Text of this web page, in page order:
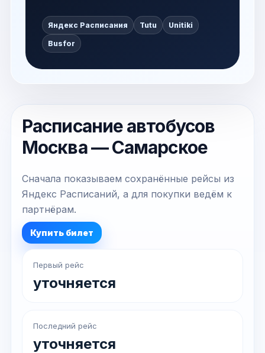
Яндекс Расписания Tutu Unitiki
Busfor
Расписание автобусов
Москва — Самарское
Сначала показываем сохранённые рейсы из
Яндекс Расписаний, а для покупки ведём к
партнёрам.
Купить билет
Первый рейс
уточняется
Последний рейс
уточняется